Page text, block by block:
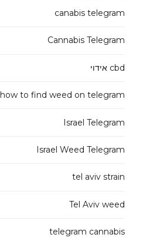
canabis telegram
Cannabis Telegram
cbd אידוי
how to find weed on telegram
Israel Telegram
Israel Weed Telegram
tel aviv strain
Tel Aviv weed
telegram cannabis